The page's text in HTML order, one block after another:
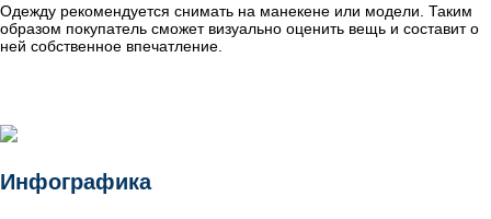
Одежду рекомендуется снимать на манекене или модели. Таким
образом покупатель сможет визуально оценить вещь и составит о
ней собственное впечатление.
Инфографика